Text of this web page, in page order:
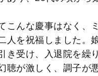
こんな慶事はなく、
人を祝福しました。
き受け、入退院を繰
聴が激しく、調子が